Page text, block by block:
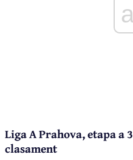
Liga A Prahova, etapa a
clasament